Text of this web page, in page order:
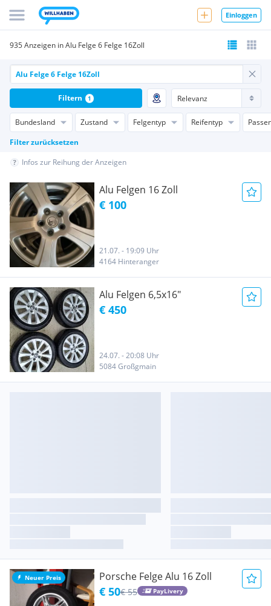
Einloggen
935 Anzeigen in Alu Felge 6 Felge 16Zoll
Bundesland Zustand Felgentyp Reifentyp
Filter zurücksetzen
Filtern 1
Infos zur Reihung der Anzeigen
Alu Felgen 16 Zoll
€ 100
21.07. - 19:09 Uhr
4164 Hinteranger
Alu Felgen 6,5x16"
€ 450
24.07. - 20:08 Uhr
5084 Großgmain
Neuer Preis Porsche Felge Alu 16 Zoll
€ 50€ 55 PayLivery